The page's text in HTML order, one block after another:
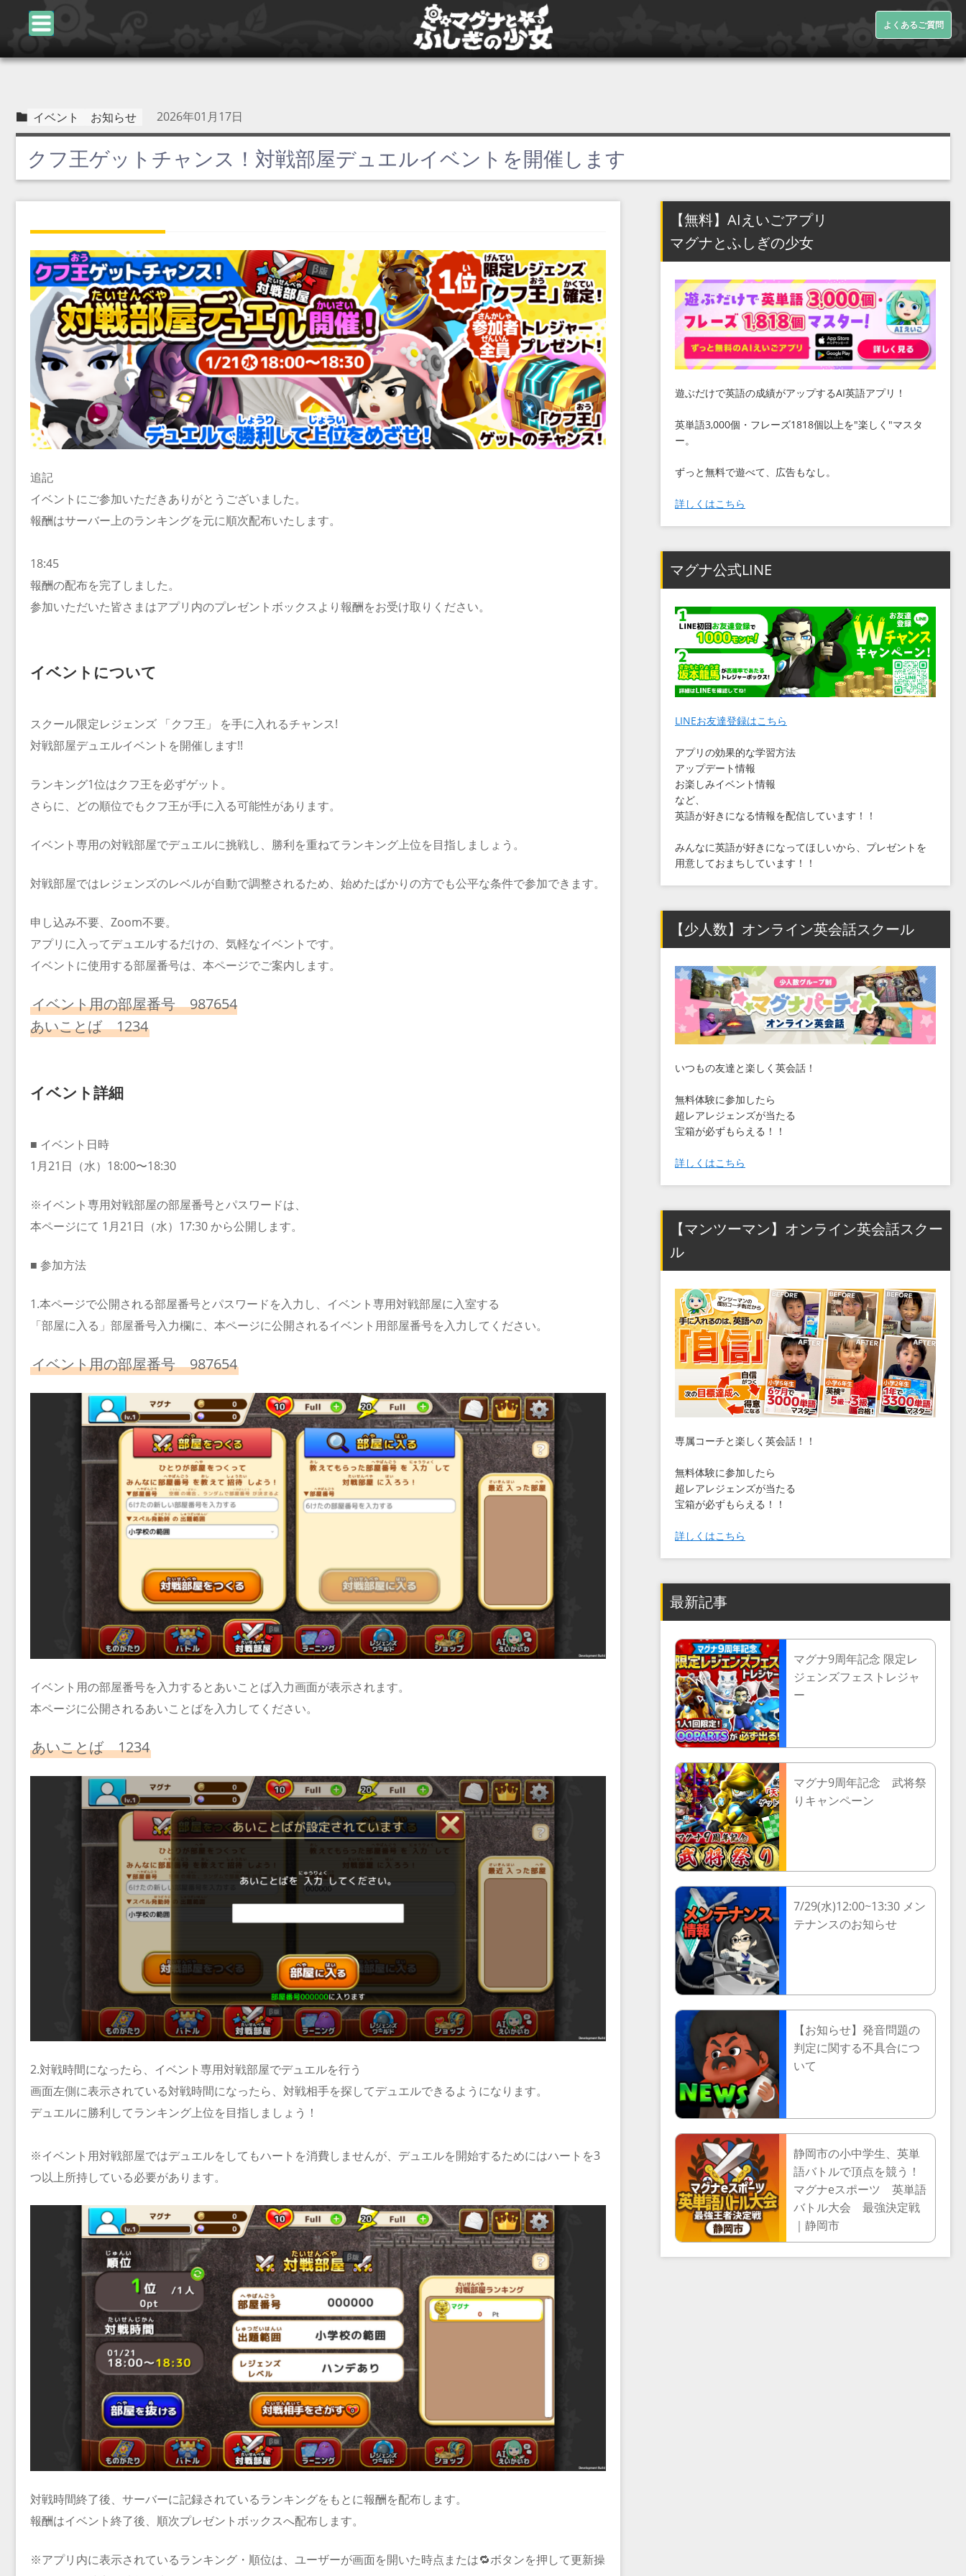
よくあるご質問
イベント お知らせ 2026年01月17日
クフ王ゲットチャンス！対戦部屋デュエルイベントを開催します
追記
イベントにご参加いただきありがとうございました。
報酬はサーバー上のランキングを元に順次配布いたします。
18:45
報酬の配布を完了しました。
参加いただいた皆さまはアプリ内のプレゼントボックスより報酬をお受け取りください。
イベントについて
スクール限定レジェンズ 「クフ王」 を手に入れるチャンス!
対戦部屋デュエルイベントを開催します!!
ランキング1位はクフ王を必ずゲット。
さらに、どの順位でもクフ王が手に入る可能性があります。
イベント専用の対戦部屋でデュエルに挑戦し、勝利を重ねてランキング上位を目指しましょう。
対戦部屋ではレジェンズのレベルが自動で調整されるため、始めたばかりの方でも公平な条件で参加できます。
申し込み不要、Zoom不要。
アプリに入ってデュエルするだけの、気軽なイベントです。
イベントに使用する部屋番号は、本ページでご案内します。
イベント用の部屋番号 987654
あいことば 1234
イベント詳細
■ イベント日時
1月21日（水）18:00〜18:30
※イベント専用対戦部屋の部屋番号とパスワードは、
本ページにて 1月21日（水）17:30 から公開します。
■ 参加方法
1.本ページで公開される部屋番号とパスワードを入力し、イベント専用対戦部屋に入室する
「部屋に入る」部屋番号入力欄に、本ページに公開されるイベント用部屋番号を入力してください。
イベント用の部屋番号 987654
イベント用の部屋番号を入力するとあいことば入力画面が表示されます。
本ページに公開されるあいことばを入力してください。
あいことば 1234
2.対戦時間になったら、イベント専用対戦部屋でデュエルを行う
画面左側に表示されている対戦時間になったら、対戦相手を探してデュエルできるようになります。
デュエルに勝利してランキング上位を目指しましょう！
※イベント用対戦部屋ではデュエルをしてもハートを消費しませんが、デュエルを開始するためにはハートを3
つ以上所持している必要があります。
対戦時間終了後、サーバーに記録されているランキングをもとに報酬を配布します。
報酬はイベント終了後、順次プレゼントボックスへ配布します。
※アプリ内に表示されているランキング・順位は、ユーザーが画面を開いた時点または🔁ボタンを押して更新操
【無料】AIえいごアプリ
マグナとふしぎの少女
遊ぶだけで英語の成績がアップするAI英語アプリ！
英単語3,000個・フレーズ1818個以上を"楽しく"マスタ
ー。
ずっと無料で遊べて、広告もなし。
詳しくはこちら
マグナ公式LINE
LINEお友達登録はこちら
アプリの効果的な学習方法
アップデート情報
お楽しみイベント情報
など、
英語が好きになる情報を配信しています！！
みんなに英語が好きになってほしいから、プレゼントを
用意しておまちしています！！
【少人数】オンライン英会話スクール
いつもの友達と楽しく英会話！
無料体験に参加したら
超レアレジェンズが当たる
宝箱が必ずもらえる！！
詳しくはこちら
【マンツーマン】オンライン英会話スクー
ル
専属コーチと楽しく英会話！！
無料体験に参加したら
超レアレジェンズが当たる
宝箱が必ずもらえる！！
詳しくはこちら
最新記事
マグナ9周年記念 限定レ
ジェンズフェストレジャ
ー
マグナ9周年記念 武将祭
りキャンペーン
7/29(水)12:00~13:30 メン
テナンスのお知らせ
【お知らせ】発音問題の
判定に関する不具合につ
いて
静岡市の小中学生、英単
語バトルで頂点を競う！
マグナeスポーツ 英単語
バトル大会 最強決定戦
｜静岡市